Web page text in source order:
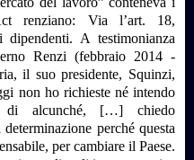
renziano: Via l’art. 18,
dipendenti. A testimonianza
Renzi (febbraio 2014 -
il suo presidente, Squinzi,
non ho richieste né intendo
di alcunché, […] chiedo
perché questa
per cambiare il Paese.